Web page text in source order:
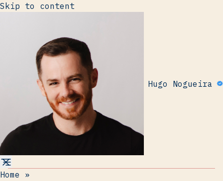
Skip to content
Hugo Nogueira
Home
»